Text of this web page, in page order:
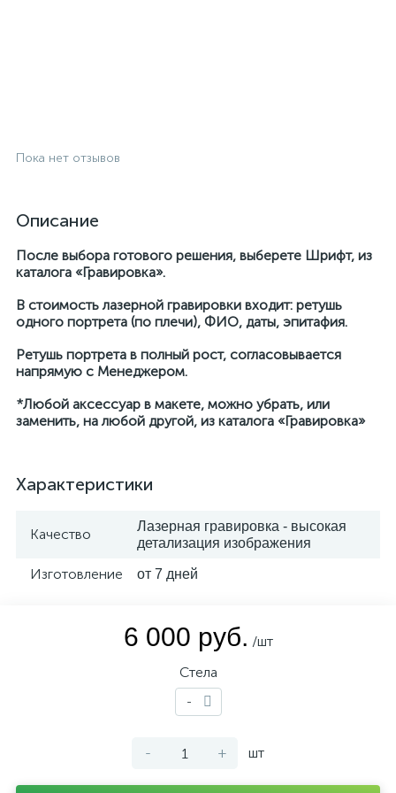
Пока нет отзывов
Описание
После выбора готового решения, выберете Шрифт, из
каталога «Гравировка».
В стоимость лазерной гравировки входит: ретушь
одного портрета (по плечи), ФИО, даты, эпитафия.
Ретушь портрета в полный рост, согласовывается
напрямую с Менеджером.
*Любой аксессуар в макете, можно убрать, или
заменить, на любой другой, из каталога «Гравировка»
Характеристики
Качество
Лазерная гравировка - высокая
детализация изображения
Изготовление от 7 дней
6 000 руб. /шт
Стела
-
- + шт